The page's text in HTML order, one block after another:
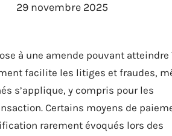
29 novembre 2025
à une amende pouvant atteindre
facilite les litiges et fraudes,
s’applique, y compris pour les
Certains moyens de
rarement évoqués lors des